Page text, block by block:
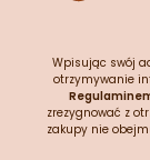
Wpisując swój
otrzymywanie
zrezygnować z
zakupy nie